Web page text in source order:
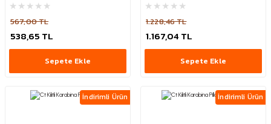
567,00 TL
538,65 TL
Sepete Ekle
1.228,46 TL
1.167,04 TL
Sepete Ekle
İndirimli Ürün İndirimli Ürün